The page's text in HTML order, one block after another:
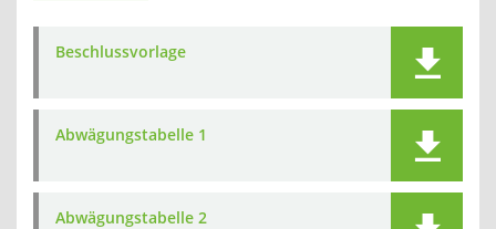
Beschlussvorlage
Abwägungstabelle 1
Abwägungstabelle 2